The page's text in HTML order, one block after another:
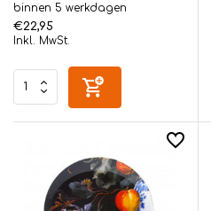
binnen 5 werkdagen
€22,95
Inkl. MwSt.